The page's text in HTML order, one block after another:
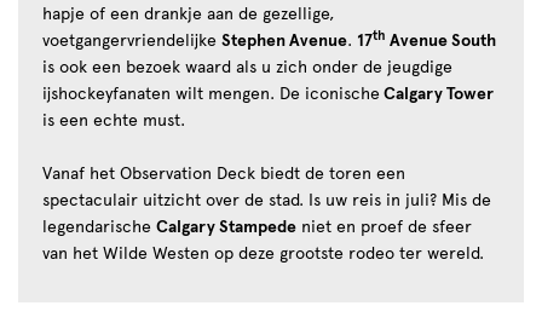
hapje of een drankje aan de gezellige,
voetgangervriendelijke Stephen Avenue. 17th Avenue South
is ook een bezoek waard als u zich onder de jeugdige
ijshockeyfanaten wilt mengen. De iconischeCalgary Tower
is een echte must.
Vanaf het Observation Deck biedt de toren een
spectaculair uitzicht over de stad. Is uw reis in juli? Mis de
legendarische Calgary Stampede niet en proef de sfeer
van het Wilde Westen op deze grootste rodeo ter wereld.